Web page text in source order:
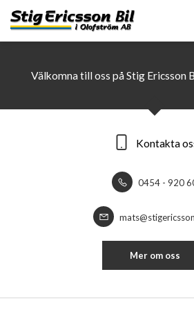
Välkomna till oss på Stig Ericsson
Kontakta
0454 - 920
Mer om oss